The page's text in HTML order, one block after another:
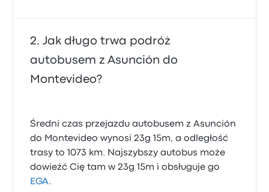
Jak długo trwa podróż
autobusem z Asunción do
Montevideo?
Średni czas przejazdu autobusem z Asunción
do Montevideo wynosi 23g 15m, a odległość
trasy to 1073 km. Najszybszy autobus może
dowieźć Cię tam w 23g 15m i obsługuje go
EGA.